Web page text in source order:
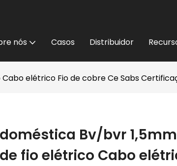
nós Casos Distribuidor
elétrico Fio de cobre Ce Sabs
Bv/bvr
fio elétrico Cabo